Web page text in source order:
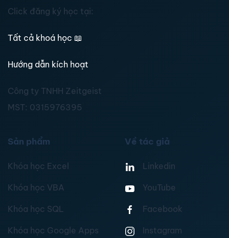
Click đăng ký học tại:
Tất cả khoá học 📖
Hướng dẫn kích hoạt
Công ty TNHH Zeitgeist
MST: 0315976395
Sản phẩm
Khóa học Excel
Khóa học VBA
Khóa học SQL
Khóa học Google Apps
Về tác giả
Linkedin
YouTube
Facebook
Instagram